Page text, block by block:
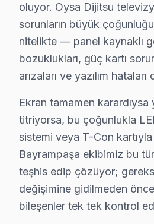
Neden Fabrika Servis?
Avrupa Yakası'nda Dijitsu
Dijitsu TV'niz ne kadar süre
Bayrampaşa'de
Bayrampaşa'de Dijitsu tamir
Açıkçası, Bayrampaşa
Bayrampaşa'de garanti
Ses tizi ya da basının
Bayrampaşa sakinleri Dijitsu
oluyor. Oysa Dijitsu
sorunların büyük
nitelikte — panel kaynaklı
bozuklukları, güç kartı
arızaları ve yazılım hataları
Ekran tamamen
titriyorsa, bu çoğunlukla
sistemi veya T-Con
Bayrampaşa ekibimiz bu
teşhis edip çözüyor;
değişimine gidilmeden
bileşenler tek tek kontrol